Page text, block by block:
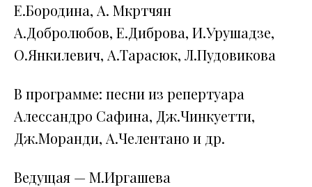
Е.Бородина, А. Мкртчян
А.Добролюбов, Е.Диброва, И.Урушадзе,
О.Янкилевич, А.Тарасюк, Л.Пудовикова
В программе: песни из репертуара
Алессандро Сафина, Дж.Чинкуетти,
Дж.Моранди, А.Челентано и др.
Ведущая — М.Иргашева